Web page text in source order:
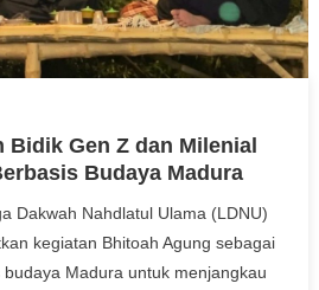
Bidik Gen Z dan Milenial
Budaya Madura
Dakwah Nahdlatul Ulama (LDNU)
kegiatan Bhitoah Agung sebagai
Madura untuk menjangkau